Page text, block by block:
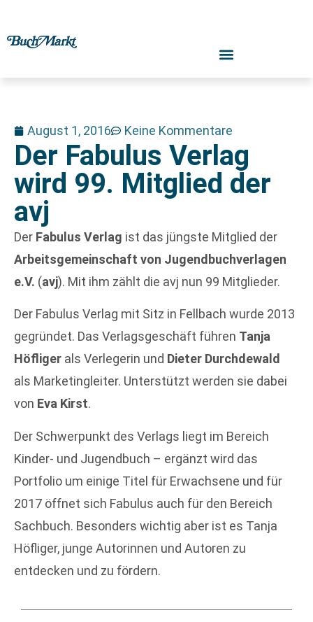
August 1, 2016 Keine Kommentare
Der Fabulus Verlag
wird 99. Mitglied der
avj
Der Fabulus Verlag ist das jüngste Mitglied der
Arbeitsgemeinschaft von Jugendbuchverlagen
e.V. (avj). Mit ihm zählt die avj nun 99 Mitglieder.
Der Fabulus Verlag mit Sitz in Fellbach wurde 2013
gegründet. Das Verlagsgeschäft führen Tanja
Höfliger als Verlegerin und Dieter Durchdewald
als Marketingleiter. Unterstützt werden sie dabei
von Eva Kirst.
Der Schwerpunkt des Verlags liegt im Bereich
Kinder- und Jugendbuch – ergänzt wird das
Portfolio um einige Titel für Erwachsene und für
2017 öffnet sich Fabulus auch für den Bereich
Sachbuch. Besonders wichtig aber ist es Tanja
Höfliger, junge Autorinnen und Autoren zu
entdecken und zu fördern.